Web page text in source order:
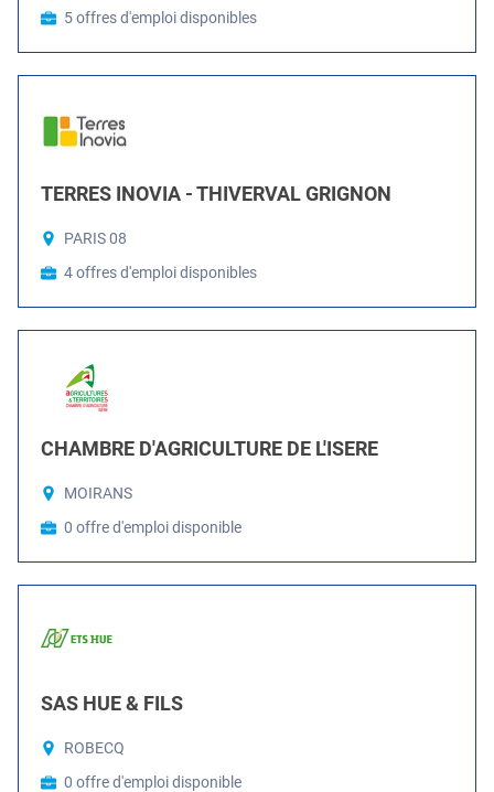
5 offres d'emploi disponibles
TERRES INOVIA - THIVERVAL GRIGNON
PARIS 08
4 offres d'emploi disponibles
CHAMBRE D'AGRICULTURE DE L'ISERE
MOIRANS
0 offre d'emploi disponible
SAS HUE & FILS
ROBECQ
0 offre d'emploi disponible